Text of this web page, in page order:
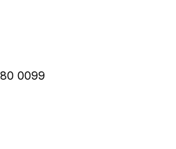
0099